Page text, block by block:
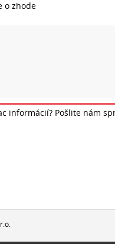
o zhode
informácií? Pošlite nám